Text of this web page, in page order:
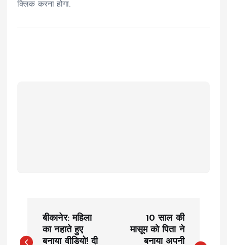
क्लिक करना होगा.
o
बीकानेर: महिला
का नहाते हुए
बनाया वीडियो! दी
10 साल की
मासूम को पिता ने
बनाया अपनी